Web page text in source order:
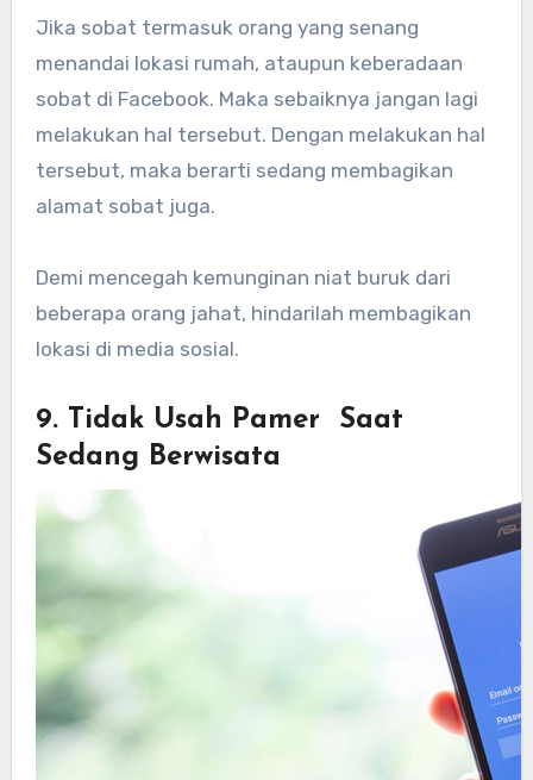
Jika sobat termasuk orang yang senang
menandai lokasi rumah, ataupun keberadaan
sobat di Facebook. Maka sebaiknya jangan lagi
melakukan hal tersebut. Dengan melakukan hal
tersebut, maka berarti sedang membagikan
alamat sobat juga.
Demi mencegah kemunginan niat buruk dari
beberapa orang jahat, hindarilah membagikan
lokasi di media sosial.
9. Tidak Usah Pamer Saat
Sedang Berwisata